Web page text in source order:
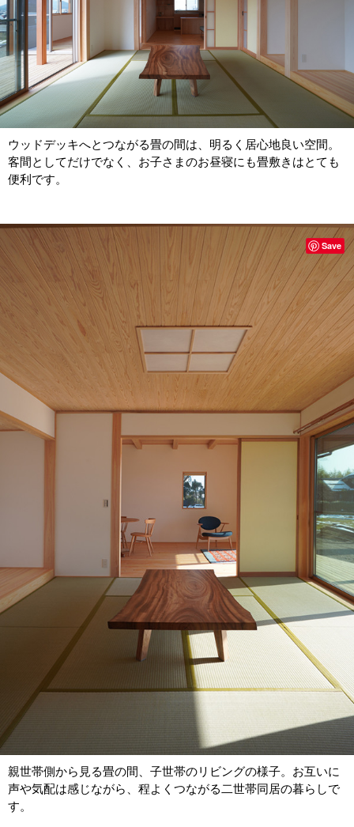
ウッドデッキへとつながる畳の間は、明るく居心地良い空間。
客間としてだけでなく、お子さまのお昼寝にも畳敷きはとても
便利です。
親世帯側から見る畳の間、子世帯のリビングの様子。お互いに
声や気配は感じながら、程よくつながる二世帯同居の暮らしで
す。
Save